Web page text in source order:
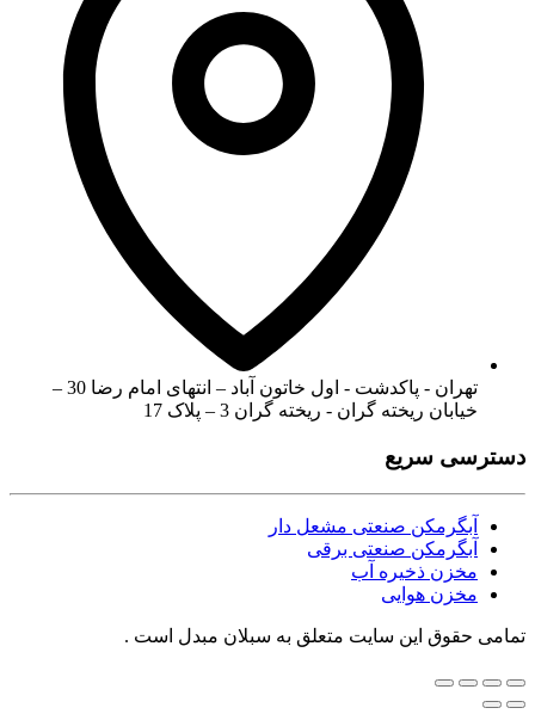
تهران - پاکدشت - اول خاتون آباد – انتهای امام رضا 30 –
خیابان ریخته گران - ریخته گران 3 – پلاک 17
دسترسی سریع
آبگرمکن صنعتی مشعل دار
آبگرمکن صنعتی برقی
مخزن ذخیره آب
مخزن هوایی
تمامی حقوق این سایت متعلق به سبلان مبدل است .